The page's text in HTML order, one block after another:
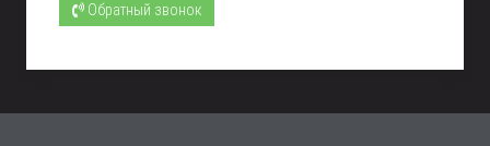
Обратный звонок